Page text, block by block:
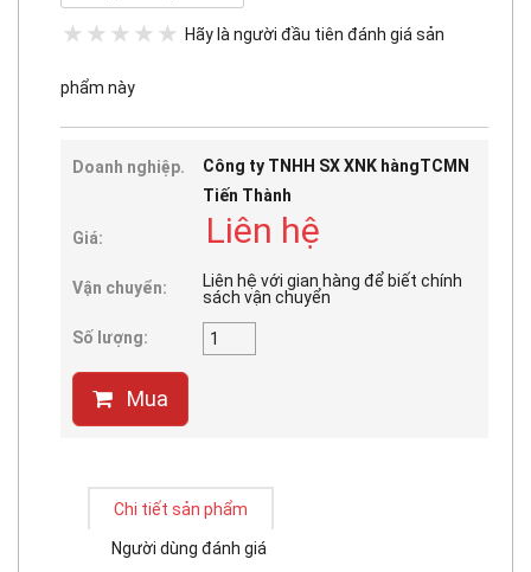
Hãy là người đầu tiên đánh giá sản
phẩm này
Doanh nghiệp.
Công ty TNHH SX XNK hàngTCMN
Tiến Thành
Giá: Liên hệ
Vận chuyển:
Liên hệ với gian hàng để biết chính
sách vận chuyển
Số lượng:
Mua
Chi tiết sản phẩm
Người dùng đánh giá